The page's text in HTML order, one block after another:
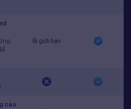
Bị giới hạn
cáo